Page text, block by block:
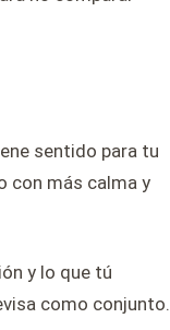
sentido para tu
con más calma y
y lo que tú
como conjunto.